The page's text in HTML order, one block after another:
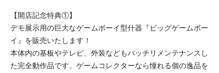
【開店記念特典①】
デモ展示用の巨大なゲームボーイ型什器『ビッグゲームボー
イ』を販売いたします！
本体内の基板やテレビ、外装などもバッチリメンテナンスし
た完全動作品です。ゲームコレクターなら憧れる個の逸品を